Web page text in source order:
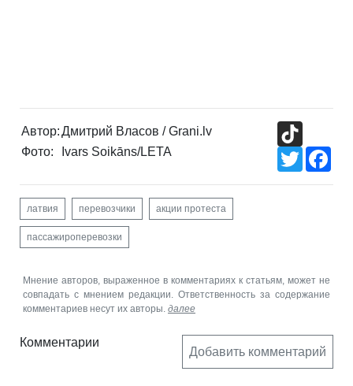
Автор:Дмитрий Власов / Grani.lv
Фото:
Ivars Soikāns/LETA
Twitter
латвия перевозчики акции протеста
пассажироперевозки
Мнение авторов, выраженное в комментариях к статьям, может не
совпадать с мнением редакции. Ответственность за содержание
комментариев несут их авторы. далее
Комментарии
Добавить комментарий